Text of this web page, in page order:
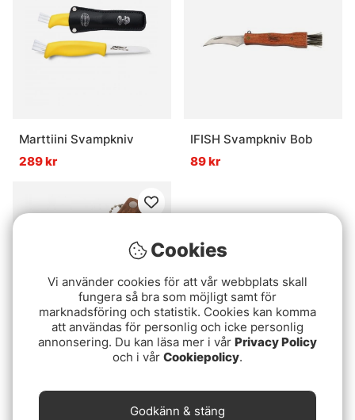
Marttiini Svampkniv
289 kr
IFISH Svampkniv Bob
89 kr
Kinetic Mushroom Knife
119 kr
Cookies
Vi använder cookies för att vår webbplats skall
fungera så bra som möjligt samt för
marknadsföring och statistik. Cookies kan komma
att användas för personlig och icke personlig
annonsering. Du kan läsa mer i vår Privacy Policy
och i vår Cookiepolicy.
Godkänn & stäng